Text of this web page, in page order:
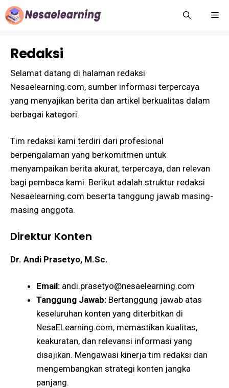
Langsung
ke
Redaksi
Selamat datang di halaman redaksi
Nesaelearning.com, sumber informasi terpercaya
yang menyajikan berita dan artikel berkualitas dalam
berbagai kategori.
Tim redaksi kami terdiri dari profesional
berpengalaman yang berkomitmen untuk
menyampaikan berita akurat, terpercaya, dan relevan
bagi pembaca kami. Berikut adalah struktur redaksi
Nesaelearning.com beserta tanggung jawab masing-
masing anggota.
Direktur Konten
Dr. Andi Prasetyo, M.Sc.
Email: andi.prasetyo@nesaelearning.com
Tanggung Jawab: Bertanggung jawab atas
keseluruhan konten yang diterbitkan di
NesaELearning.com, memastikan kualitas,
keakuratan, dan relevansi informasi yang
disajikan. Mengawasi kinerja tim redaksi dan
mengembangkan strategi konten jangka
panjang.